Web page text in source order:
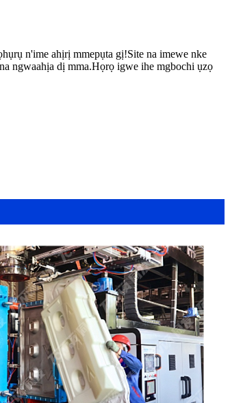
n'ime ahịrị mmepụta gị!Site na imewe nke
ngwaahịa dị mma.Họrọ igwe ihe mgbochi ụzọ